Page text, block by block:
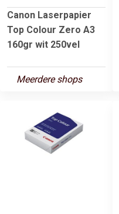
Canon Laserpapier
Top Colour Zero A3
160gr wit 250vel
Meerdere shops